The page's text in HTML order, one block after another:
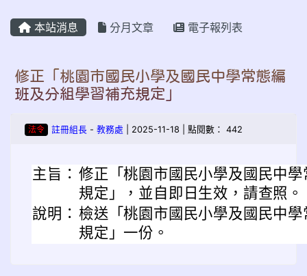
本站消息 分月文章 電子報列表
修正「桃園市國民小學及國民中學常態編
班及分組學習補充規定」
法令 註冊組長- 教務處 | 2025-11-18 | 點閱數： 442
主旨： 修正「桃園市國民小學及國民中
規定」，並自即日生效，請查照。
說明： 檢送「桃園市國民小學及國民中
規定」一份。